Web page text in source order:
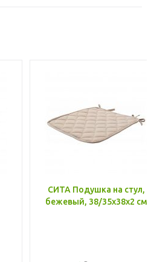
СИТА Подушка на стул,
бежевый, 38/35x38x2 см